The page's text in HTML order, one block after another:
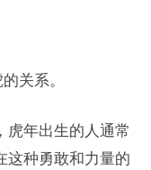
关系。
虎年出生的人通常
这种勇敢和力量的